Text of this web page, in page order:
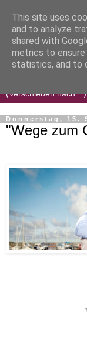
Donnerstag, 15.
"Wege zum
This site uses
and to analyze
shared with
metrics to
statistics, and to